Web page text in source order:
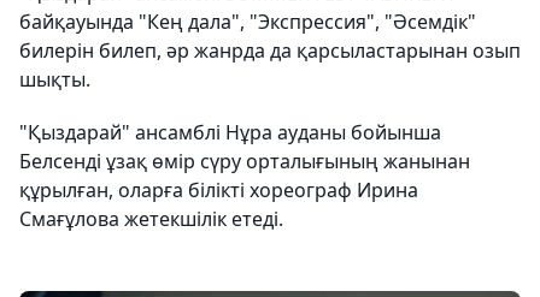
байқауында "Кең дала", "Экспрессия", "Әсемдік"
билерін билеп, әр жанрда да қарсыластарынан озып
шықты.
"Қыздарай" ансамблі Нұра ауданы бойынша
Белсенді ұзақ өмір сүру орталығының жанынан
құрылған, оларға білікті хореограф Ирина
Смағұлова жетекшілік етеді.